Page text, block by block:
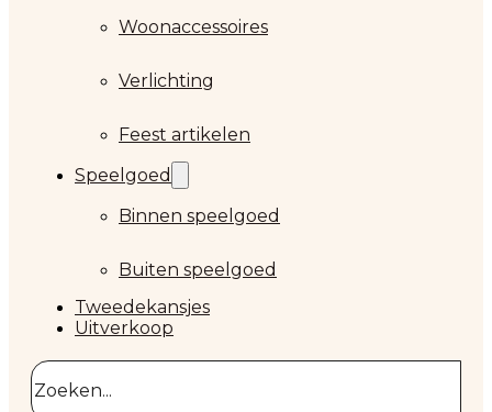
Woonaccessoires
Verlichting
Feest artikelen
Speelgoed
Binnen speelgoed
Buiten speelgoed
Tweedekansjes
Uitverkoop
Zoeken